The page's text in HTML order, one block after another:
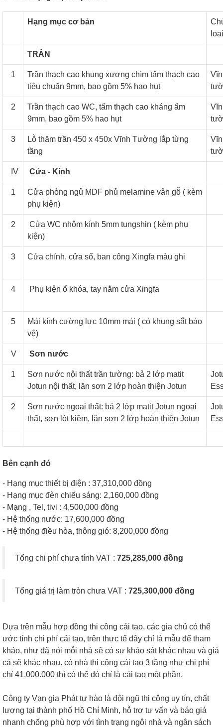
Hạng mục cơ bản
loại
TRẦN
1
Trần thạch cao khung xương chìm tấm thạch cao
tiêu chuẩn 9mm, bao gồm 5% hao hụt
2
Trần thạch cao WC, tấm thạch cao kháng ẩm
9mm, bao gồm 5% hao hụt
3
Lỗ thăm trần 450 x 450x Vĩnh Tường lắp từng
tầng
IV Cửa - Kính
1
Cửa phòng ngủ MDF phủ melamine vân gỗ ( kèm
phụ kiện)
2
Cửa WC nhôm kính 5mm tungshin ( kèm phụ
kiện)
3 Cửa chính, cửa sổ, ban công Xingfa màu ghi
4 Phụ kiện ổ khóa, tay nắm cửa Xingfa
5
Mái kính cường lực 10mm mái ( có khung sắt bảo
vệ)
V Sơn nước
1
Sơn nước nội thất trần tường: bả 2 lớp matit
Jotun nội thất, lăn sơn 2 lớp hoàn thiện Jotun
2
Sơn nước ngoại thất: bả 2 lớp matit Jotun ngoại
thất, sơn lót kiềm, lăn sơn 2 lớp hoàn thiện Jotun
Bên cạnh đó
- Hạng mục thiết bị điện : 37,310,000 đồng
- Hạng mục đèn chiếu sáng: 2,160,000 đồng
- Mạng , Tel, tivi : 4,500,000 đồng
- Hệ thống nước: 17,600,000 đồng
- Hệ thống điều hòa, thông gió: 8,200,000 đồng
Tổng chi phí chưa tính VAT : 725,285,000 đồng
Tổng giá trị làm tròn chưa VAT : 725,300,000 đồng
Dựa trên mẫu hợp đồng thi công cải tạo, các gia chủ có thể
ước tính chi phí cải tạo, trên thực tế đây chỉ là mẫu để tham
khảo, như đã nói mỗi nhà sẽ có sự khảo sát khác nhau và giá
cả sẽ khác nhau. có nhà thi công cải tạo 3 tầng như chi phí
chỉ 41.000.000 thì có thể đó chỉ là cải tạo một phần.
Công ty Vạn gia Phát tự hào là đội ngũ thi công uy tín, chất
lượng tại thành phố Hồ Chí Minh, hỗ trợ tư vấn và báo giá
nhanh chống phù hợp với tình trạng ngôi nhà và ngân sách